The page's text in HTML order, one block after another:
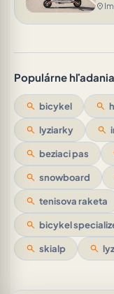
location_on
Populárne
search bicykel search
search lyziarky search
search beziaci pas
search snowboard
search tenisova raketa
search bicykel
search skialp search